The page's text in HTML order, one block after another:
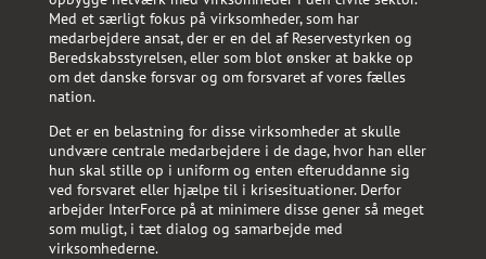
Med et særligt fokus på virksomheder, som har
medarbejdere ansat, der er en del af Reservestyrken og
Beredskabsstyrelsen, eller som blot ønsker at bakke op
om det danske forsvar og om forsvaret af vores fælles
nation.
Det er en belastning for disse virksomheder at skulle
undvære centrale medarbejdere i de dage, hvor han eller
hun skal stille op i uniform og enten efteruddanne sig
ved forsvaret eller hjælpe til i krisesituationer. Derfor
arbejder InterForce på at minimere disse gener så meget
som muligt, i tæt dialog og samarbejde med
virksomhederne.